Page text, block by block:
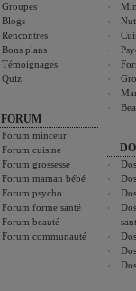
Groupes
Blogs
Rencontres
Bons plans
Témoignages
Quiz
FORUM
Forum minceur
Forum cuisine
Forum grossesse
Forum maman bébé
Forum psycho
Forum forme santé
Forum beauté
Forum communauté